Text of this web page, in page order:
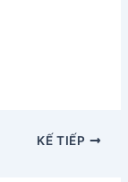
KẾ TIẾP